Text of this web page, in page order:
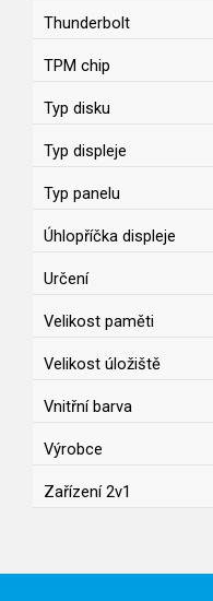
Thunderbolt
TPM chip
Typ disku
Typ displeje
Typ panelu
Úhlopříčka displeje
Určení
Velikost paměti
Velikost úložiště
Vnitřní barva
Výrobce
Zařízení 2v1